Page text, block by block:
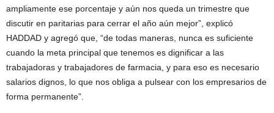
ampliamente ese porcentaje y aún nos queda un trimestre que
discutir en paritarias para cerrar el año aún mejor”, explicó
HADDAD y agregó que, “de todas maneras, nunca es suficiente
cuando la meta principal que tenemos es dignificar a las
trabajadoras y trabajadores de farmacia, y para eso es necesario
salarios dignos, lo que nos obliga a pulsear con los empresarios de
forma permanente”.